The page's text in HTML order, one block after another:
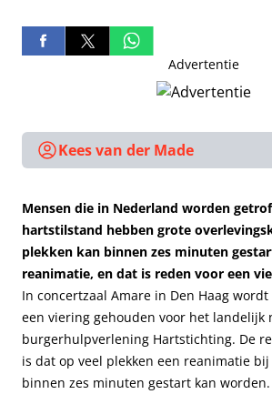
Advertentie
Kees van der Made
Mensen die in Nederland worden
hartstilstand hebben grote
plekken kan binnen zes minuten
reanimatie, en dat is reden voor een
In concertzaal Amare in Den Haag
een viering gehouden voor het landelijk
burgerhulpverlening Hartstichting. De
is dat op veel plekken een reanimatie
binnen zes minuten gestart kan